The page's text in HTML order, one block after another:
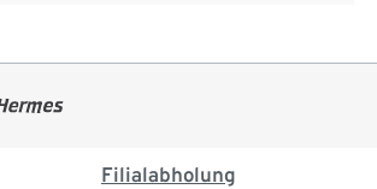
Filialabholung